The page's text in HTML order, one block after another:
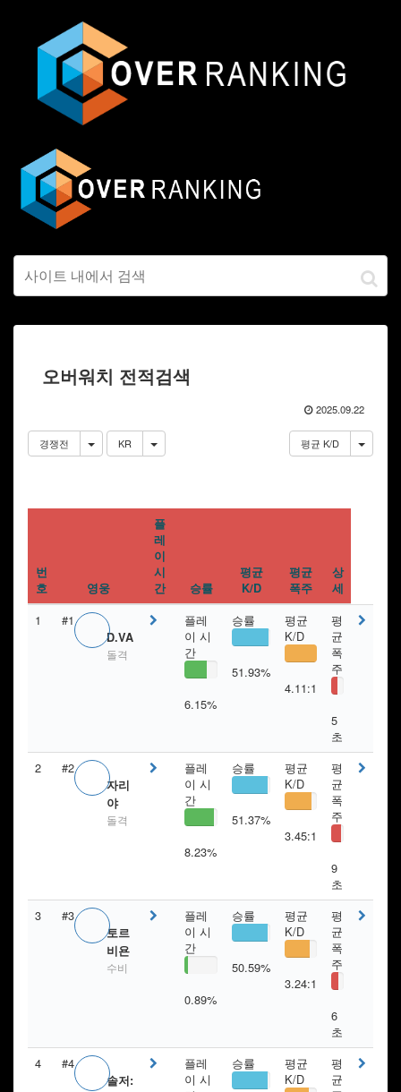
오버워치 전적검색
2025.09.22
경쟁전 KR 평균 K/D
번
호
영웅
플
레
이
시
간
승률
평균
K/D
평균
폭주
상
세
1 #1
D.VA
돌격
플레
이 시
간
6.15%
승률
51.93%
평균
K/D
4.11:1
평
균
폭
주
5
초
2
#2
자리
야
돌격
플레
이 시
간
8.23%
승률
51.37%
평균
K/D
3.45:1
평
균
폭
주
9
초
3
#3
토르
비욘
수비
플레
이 시
간
0.89%
승률
50.59%
평균
K/D
3.24:1
평
균
폭
주
6
초
4
#4
솔저:
플레
이 시
승률
평균
K/D
평
균